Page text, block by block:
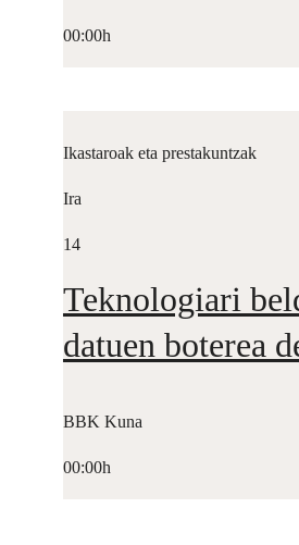
00:00h
Ikastaroak eta prestakuntzak
Ira
14
Teknologiari
datuen boterea
BBK Kuna
00:00h